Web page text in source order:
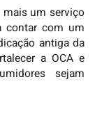
mais um serviço
contar com um
antiga da
a OCA e
sejam